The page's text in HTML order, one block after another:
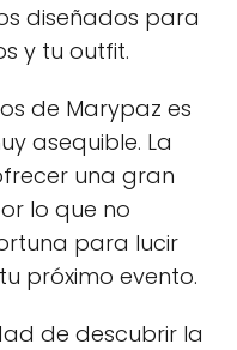
diseñados para
y tu outfit.
de Marypaz es
asequible. La
una gran
lo que no
para lucir
próximo evento.
de descubrir la